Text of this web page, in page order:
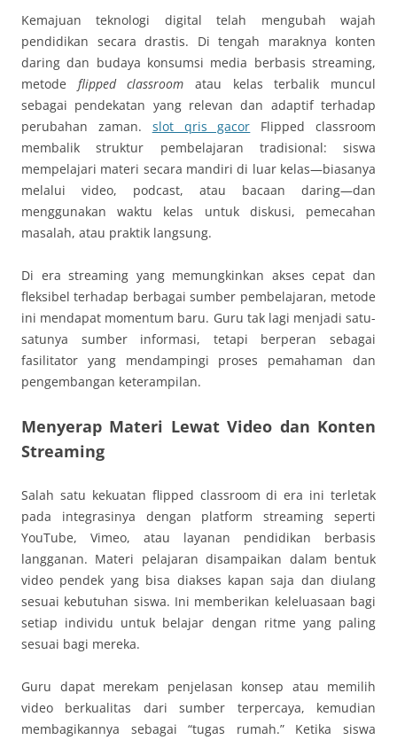
Kemajuan teknologi digital telah mengubah wajah
pendidikan secara drastis. Di tengah maraknya konten
daring dan budaya konsumsi media berbasis streaming,
metode flipped classroom atau kelas terbalik muncul
sebagai pendekatan yang relevan dan adaptif terhadap
perubahan zaman. slot qris gacor Flipped classroom
membalik struktur pembelajaran tradisional: siswa
mempelajari materi secara mandiri di luar kelas—biasanya
melalui video, podcast, atau bacaan daring—dan
menggunakan waktu kelas untuk diskusi, pemecahan
masalah, atau praktik langsung.
Di era streaming yang memungkinkan akses cepat dan
fleksibel terhadap berbagai sumber pembelajaran, metode
ini mendapat momentum baru. Guru tak lagi menjadi satu-
satunya sumber informasi, tetapi berperan sebagai
fasilitator yang mendampingi proses pemahaman dan
pengembangan keterampilan.
Menyerap Materi Lewat Video dan Konten
Streaming
Salah satu kekuatan flipped classroom di era ini terletak
pada integrasinya dengan platform streaming seperti
YouTube, Vimeo, atau layanan pendidikan berbasis
langganan. Materi pelajaran disampaikan dalam bentuk
video pendek yang bisa diakses kapan saja dan diulang
sesuai kebutuhan siswa. Ini memberikan keleluasaan bagi
setiap individu untuk belajar dengan ritme yang paling
sesuai bagi mereka.
Guru dapat merekam penjelasan konsep atau memilih
video berkualitas dari sumber terpercaya, kemudian
membagikannya sebagai “tugas rumah.” Ketika siswa